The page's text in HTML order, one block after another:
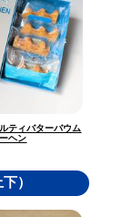
ティバターバウム
ヘン
）